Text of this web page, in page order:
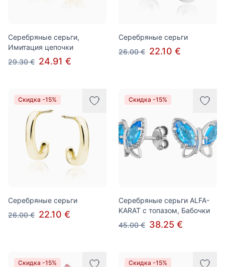
Серебряные серьги,
Имитация цепочки
29.30 € 24.91 €
Серебряные серьги
26.00 € 22.10 €
Скидка -15%
Серебряные серьги
26.00 € 22.10 €
Скидка -15%
Серебряные серьги ALFA-
KARAT с топазом, Бабочки
45.00 € 38.25 €
Скидка -15% Скидка -15%